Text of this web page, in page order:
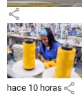
share
hace 10 horas share